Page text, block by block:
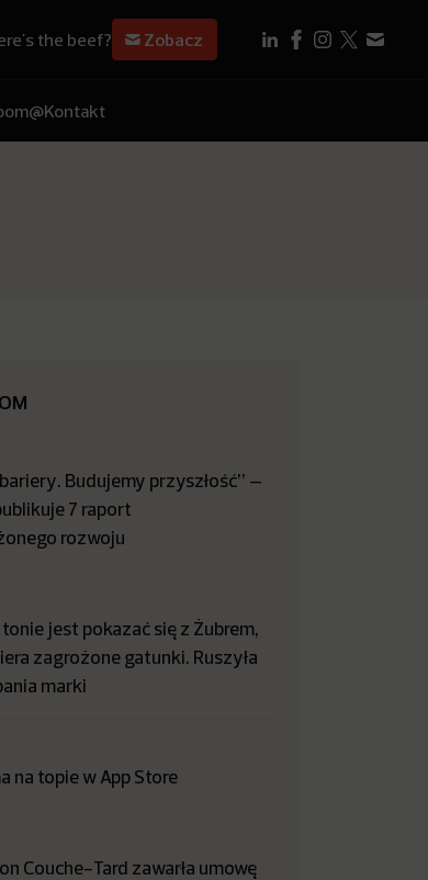
the beef? Zobacz
@Kontakt
Budujemy przyszłość” –
7 raport
rozwoju
jest pokazać się z Żubrem,
zagrożone gatunki. Ruszyła
marki
na topie w App Store
Couche-Tard zawarła umowę